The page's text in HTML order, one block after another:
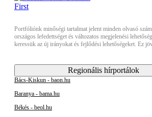
Portfóliónk minőségi tartalmat jelent minden olvasó
országos lefedettséget és változatos megjelenési
keressük az új irányokat és fejlődési lehetőségeket. Ez
Regionális hírportálok
Bács-Kiskun - baon.hu
Baranya - bama.hu
Békés - beol.hu